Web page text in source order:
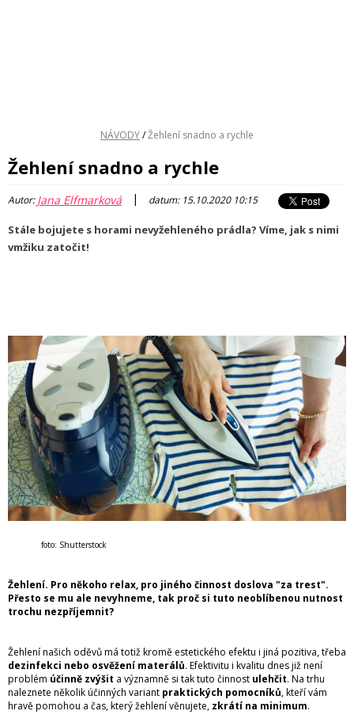
NÁVODY/Žehlení snadno a rychle
Žehlení snadno a rychle
Autor:Jana Elfmarková | datum: 15.10.2020 10:15
Stále bojujete s horami nevyžehleného prádla? Víme, jak s nimi
vmžiku zatočit!
foto: Shutterstock
Žehlení. Pro někoho relax, pro jiného činnost doslova "za trest".
Přesto se mu ale nevyhneme, tak proč si tuto neoblíbenou nutnost
trochu nezpříjemnit?
Žehlení našich oděvů má totiž kromě estetického efektu i jiná pozitiva, třeba
dezinfekci nebo osvěžení materálů. Efektivitu i kvalitu dnes již není
problém účinně zvýšit a významně si tak tuto činnost ulehčit. Na trhu
naleznete několik účinných variant praktických pomocníků, kteří vám
hravě pomohou a čas, který žehlení věnujete, zkrátí na minimum.